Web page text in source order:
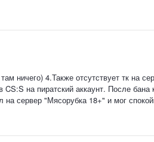
ничего) 4.Также отсутствует тк на
на пиратский аккаунт. После бана
сервер "Мясорубка 18+" и мог